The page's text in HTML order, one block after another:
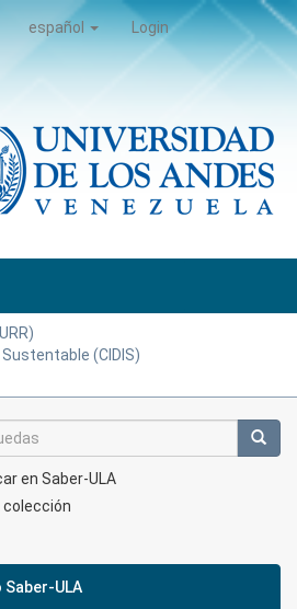
español Login
(CIDIS)
en Saber-ULA
colección
Saber-ULA